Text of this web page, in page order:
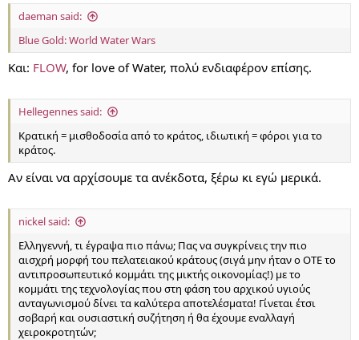
daeman said:
Blue Gold: World Water Wars
Και: FLOW, for love of Water, πολύ ενδιαφέρον επίσης.
Hellegennes said:
Κρατική = μισθοδοσία από το κράτος, ιδιωτική = φόροι για το
κράτος.
Αν είναι να αρχίσουμε τα ανέκδοτα, ξέρω κι εγώ μερικά.
nickel said:
Ελληγεννή, τι έγραψα πιο πάνω; Πας να συγκρίνεις την πιο
αισχρή μορφή του πελατειακού κράτους (σιγά μην ήταν ο ΟΤΕ το
αντιπροσωπευτικό κομμάτι της μικτής οικονομίας!) με το
κομμάτι της τεχνολογίας που στη φάση του αρχικού υγιούς
ανταγωνισμού δίνει τα καλύτερα αποτελέσματα! Γίνεται έτσι
σοβαρή και ουσιαστική συζήτηση ή θα έχουμε εναλλαγή
χειροκροτητών;